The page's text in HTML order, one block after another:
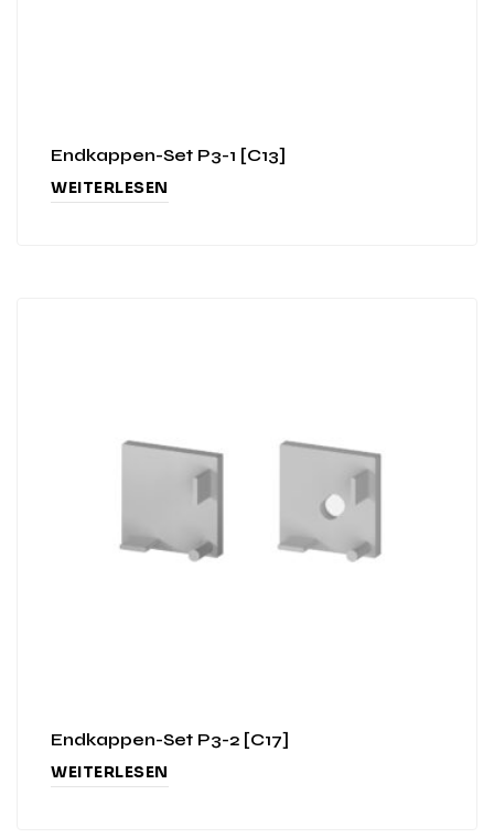
Endkappen-Set P3-1 [C13]
WEITERLESEN
Endkappen-Set P3-2 [C17]
WEITERLESEN